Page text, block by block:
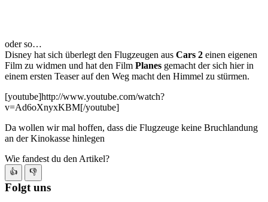
oder so…
Disney hat sich überlegt den Flugzeugen aus Cars 2 einen eigenen
Film zu widmen und hat den Film Planes gemacht der sich hier in
einem ersten Teaser auf den Weg macht den Himmel zu stürmen.
[youtube]http://www.youtube.com/watch?
v=Ad6oXnyxKBM[/youtube]
Da wollen wir mal hoffen, dass die Flugzeuge keine Bruchlandung
an der Kinokasse hinlegen
Wie fandest du den Artikel?
👍 👎
Folgt uns